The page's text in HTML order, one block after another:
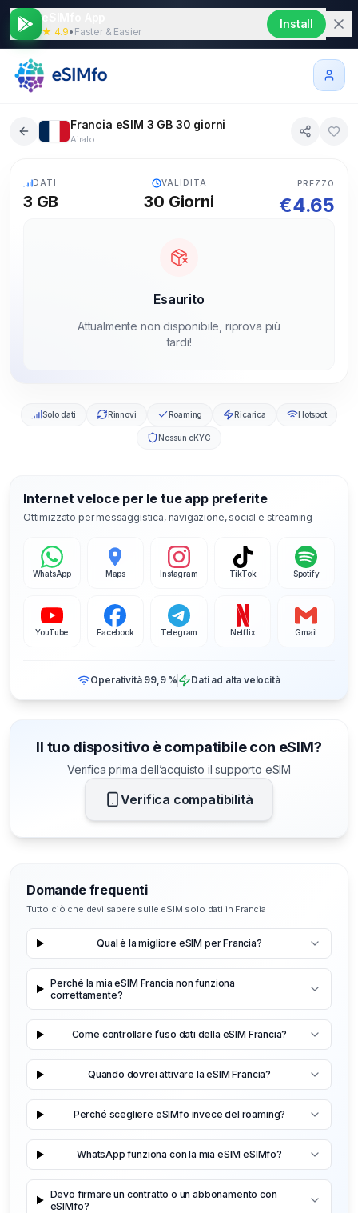
★ 4.9• Faster & Easier
Install
Francia eSIM 3 GB 30 giorni
Airalo
DATI
3 GB
VALIDITÀ
30 Giorni
PREZZO
€4.65
Esaurito
Attualmente non disponibile, riprova più
tardi!
Solo dati Rinnovi Roaming Ricarica Hotspot
Nessun eKYC
Internet veloce per le tue app preferite
Ottimizzato per messaggistica, navigazione, social e streaming
WhatsApp Maps Instagram TikTok Spotify
YouTube Facebook Telegram Netflix Gmail
Operatività 99,9 % Dati ad alta velocità
Il tuo dispositivo è compatibile con eSIM?
Verifica prima dell’acquisto il supporto eSIM
Verifica compatibilità
Domande frequenti
Tutto ciò che devi sapere sulle eSIM solo dati in Francia
Qual è la migliore eSIM per Francia?
Perché la mia eSIM Francia non funziona
correttamente?
Come controllare l’uso dati della eSIM Francia?
Quando dovrei attivare la eSIM Francia?
Perché scegliere eSIMfo invece del roaming?
WhatsApp funziona con la mia eSIM eSIMfo?
Devo firmare un contratto o un abbonamento con
eSIMfo?